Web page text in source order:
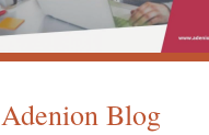
Adenion Blog